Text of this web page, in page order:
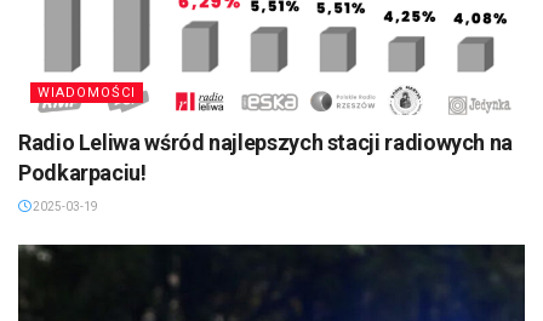
WIADOMOŚCI
Radio Leliwa wśród najlepszych stacji radiowych na
Podkarpaciu!
2025-03-19